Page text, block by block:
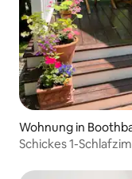
Wohnung in
Schickes 1-